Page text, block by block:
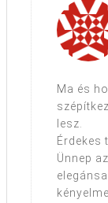
Ma és
lesz.
Érdekes
Ünnep